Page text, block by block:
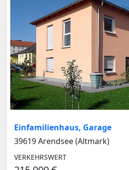
Einfamilienhaus, Garage
39619 Arendsee (Altmark)
VERKEHRSWERT